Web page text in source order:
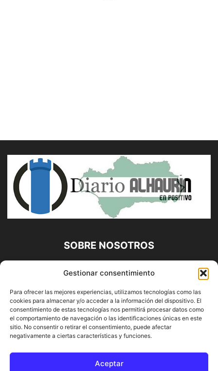
Gestionar consentimiento
Para ofrecer las mejores experiencias, utilizamos tecnologías como las
cookies para almacenar y/o acceder a la información del dispositivo. El
consentimiento de estas tecnologías nos permitirá procesar datos como
el comportamiento de navegación o las identificaciones únicas en este
sitio. No consentir o retirar el consentimiento, puede afectar
negativamente a ciertas características y funciones.
Aceptar
SOBRE NOSOTROS
Diario Alhaurín (www.alhaurindelatorre.com) Propiedad de
Francisco E. López López | 639 95 71 95 | Noticias de
Alhaurín de la Torre, Málaga y Provincia|
Contáctanos:info@alhaurindelatorre.com
SÍGUENOS